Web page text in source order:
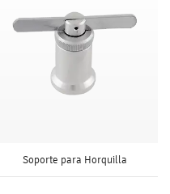
Soporte para Horquilla